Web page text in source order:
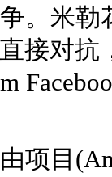
。米
接对抗
项目